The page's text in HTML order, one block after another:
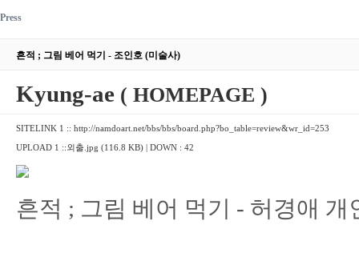
Press
흔적 ; 그림 베어 먹기 - 조인호 (미술사)
Kyung-ae ( HOMEPAGE )
SITELINK 1 :: http://namdoart.net/bbs/bbs/board.php?bo_table=review&wr_id=253
UPLOAD 1 ::외출.jpg (116.8 KB) | DOWN : 42
흔적 ; 그림 베어 먹기 - 허경애 개